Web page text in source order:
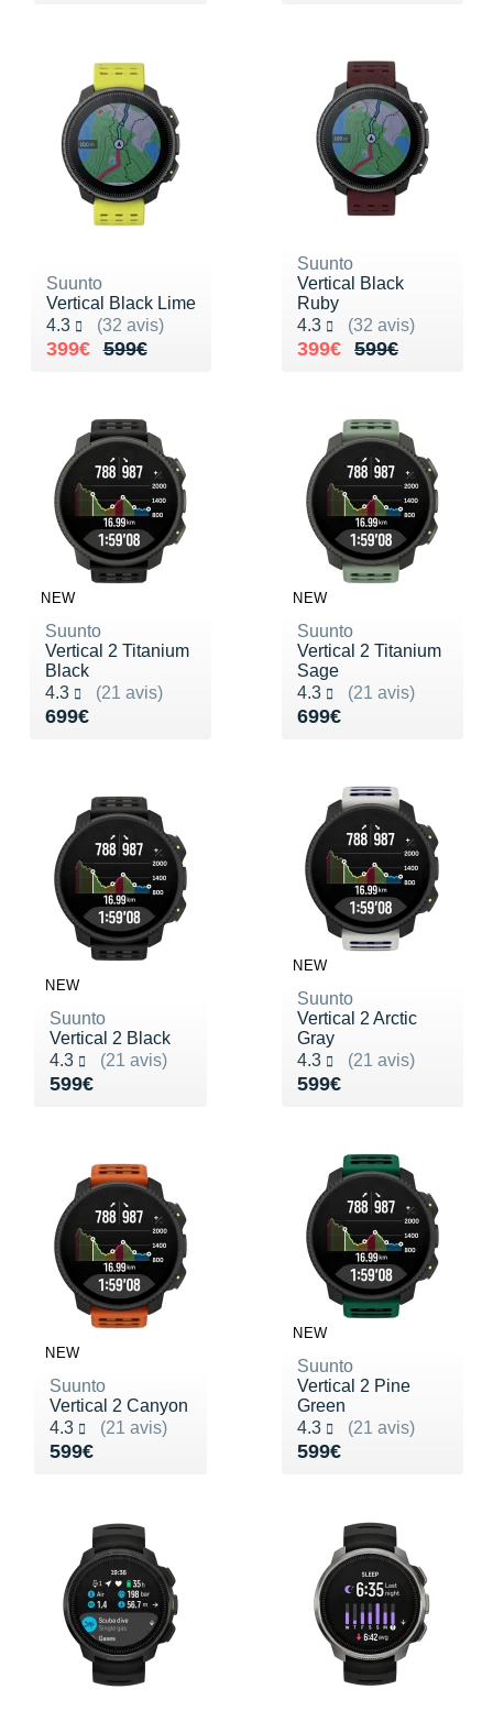
Suunto
Vertical Black Lime
4.3
(32 avis)
Noté 4.3 sur 5
599€
Au lieu de 599€
399€
Vendu 399€
Suunto
Vertical Black
Ruby
4.3
(32 avis)
Noté 4.3 sur 5
599€
Au lieu de 599€
399€
Vendu 399€
NEW
Suunto
Vertical 2 Titanium
Black
4.3
(21 avis)
Noté 4.3 sur 5
699€
Vendu 699€
NEW
Suunto
Vertical 2 Titanium
Sage
4.3
(21 avis)
Noté 4.3 sur 5
699€
Vendu 699€
NEW
Suunto
Vertical 2 Black
4.3
(21 avis)
Noté 4.3 sur 5
599€
Vendu 599€
NEW
Suunto
Vertical 2 Arctic
Gray
4.3
(21 avis)
Noté 4.3 sur 5
599€
Vendu 599€
NEW
Suunto
Vertical 2 Canyon
4.3
(21 avis)
Noté 4.3 sur 5
599€
Vendu 599€
NEW
Suunto
Vertical 2 Pine
Green
4.3
(21 avis)
Noté 4.3 sur 5
599€
Vendu 599€